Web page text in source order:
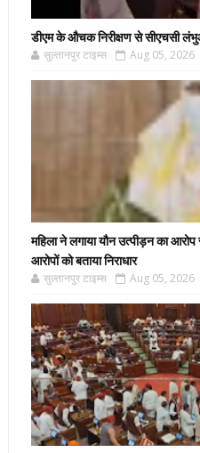
डीएम के औचक निरीक्षण से सीएचसी
सुल्तानपुर टाइम्स Aug 05, 2026
महिला ने लगाया यौन उत्पीड़न का
आरोपों को बताया निराधार
सुल्तानपुर टाइम्स Aug 05, 2026